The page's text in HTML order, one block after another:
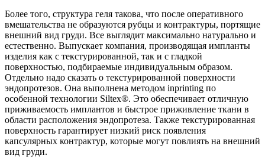
Более того, структура геля такова, что после оперативного
вмешательства не образуются рубцы и контрактуры, портящие
внешний вид груди. Все выглядит максимально натурально и
естественно. Выпускает компания, производящая импланты
изделия как с текстурированной, так и с гладкой
поверхностью, подбираемые индивидуальным образом.
Отдельно надо сказать о текстурированной поверхности
эндопротезов. Она выполнена методом inprinting по
особенной технологии Siltex®. Это обеспечивает отличную
приживаемость имплантов и быстрое приживление ткани в
области расположения эндопротеза. Также текстурированная
поверхность гарантирует низкий риск появления
капсулярных контрактур, которые могут повлиять на внешний
вид груди.